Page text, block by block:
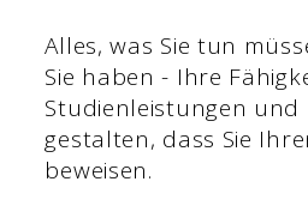
Alles, was Sie tun
Sie haben - Ihre
Studienleistungen und
gestalten, dass Sie
beweisen.